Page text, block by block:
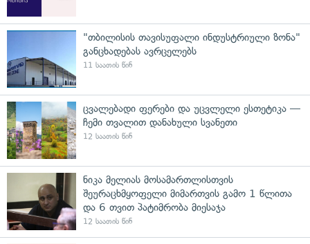
"თბილისის თავისუფალი ინდუსტრიული ზონა"
განცხადებას ავრცელებს
11 საათის წინ
ცვალებადი ფერები და უცვლელი ესთეტიკა —
ჩემი თვალით დანახული სვანეთი
12 საათის წინ
ნიკა მელიას მოსამართლისთვის
შეურაცხმყოფელი მიმართვის გამო 1 წლითა
და 6 თვით პატიმრობა მიესაჯა
12 საათის წინ